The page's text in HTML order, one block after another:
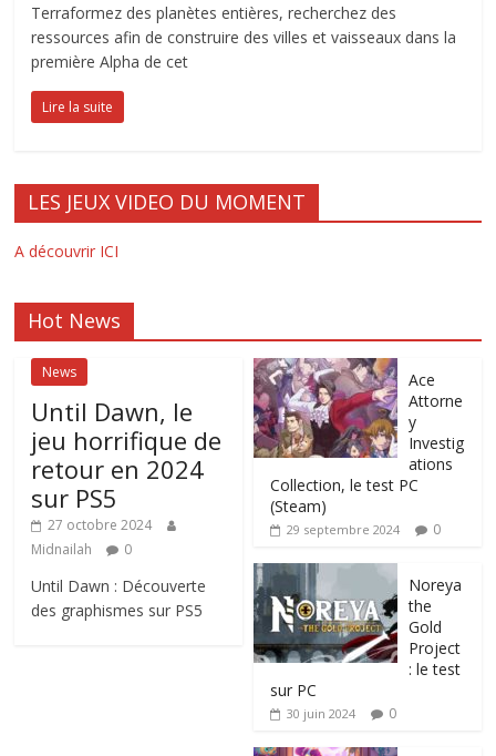
Terraformez des planètes entières, recherchez des
ressources afin de construire des villes et vaisseaux dans la
première Alpha de cet
Lire la suite
LES JEUX VIDEO DU MOMENT
A découvrir ICI
Hot News
News
Until Dawn, le
jeu horrifique de
retour en 2024
sur PS5
27 octobre 2024
Midnailah
0
Until Dawn : Découverte
des graphismes sur PS5
Ace
Attorne
y
Investig
ations
Collection, le test PC
(Steam)
29 septembre 2024 0
Noreya
the
Gold
Project
: le test
sur PC
30 juin 2024 0